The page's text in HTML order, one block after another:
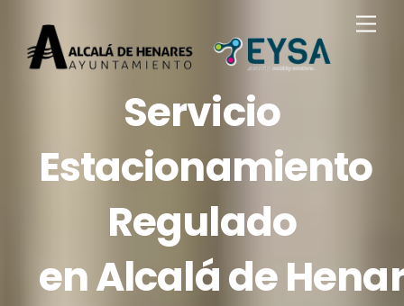
content
Servicio
Estacionamiento
Regulado
en Alcalá de